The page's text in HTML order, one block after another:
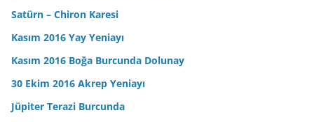
Satürn – Chiron Karesi
Kasım 2016 Yay Yeniayı
Kasım 2016 Boğa Burcunda Dolunay
30 Ekim 2016 Akrep Yeniayı
Jüpiter Terazi Burcunda